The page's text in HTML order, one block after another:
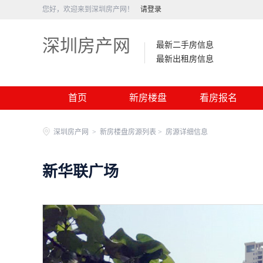
您好，欢迎来到深圳房产网！ 请登录
深圳房产网
最新二手房信息
最新出租房信息
首页 新房楼盘 看房报名
深圳房产网 > 新房楼盘房源列表 > 房源详细信息
新华联广场